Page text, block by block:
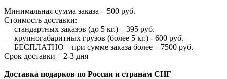
Минимальная сумма заказа – 500 руб.
Стоимость доставки:
— стандартных заказов (до 5 кг.) – 395 руб.
— крупногабаритных грузов (более 5 кг.) - 600 руб.
— БЕСПЛАТНО – при сумме заказа более – 7500 руб.
Срок доставки – 2-3 дня
Доставка подарков по России и странам СНГ